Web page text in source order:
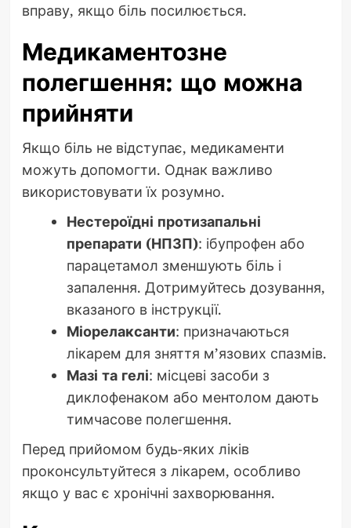
вправу, якщо біль посилюється.
Медикаментозне
полегшення: що можна
прийняти
Якщо біль не відступає, медикаменти
можуть допомогти. Однак важливо
використовувати їх розумно.
Нестероїдні протизапальні
препарати (НПЗП): ібупрофен або
парацетамол зменшують біль і
запалення. Дотримуйтесь дозування,
вказаного в інструкції.
Міорелаксанти: призначаються
лікарем для зняття м’язових спазмів.
Мазі та гелі: місцеві засоби з
диклофенаком або ментолом дають
тимчасове полегшення.
Перед прийомом будь-яких ліків
проконсультуйтеся з лікарем, особливо
якщо у вас є хронічні захворювання.